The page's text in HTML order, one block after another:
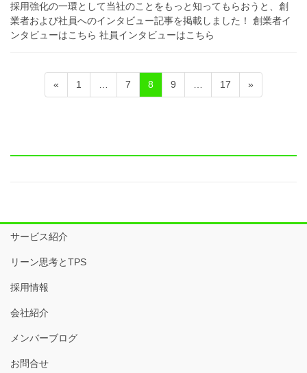
採用強化の一環として当社のことをもっと知ってもらおうと、創
業者および社員へのインタビュー記事を掲載しました！ 創業者イ
ンタビューはこちら 社員インタビューはこちら
ゲ
ョ
ン
«
固
定
1 …
固
定
7
固
定
8
固
定
9 …
固
定
17 »
サービス紹介
リーン思考とTPS
採用情報
会社紹介
メンバーブログ
お問合せ